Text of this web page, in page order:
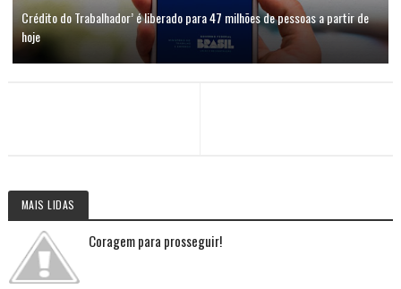
Crédito do Trabalhador’ é liberado para 47 milhões de pessoas a partir de
hoje
MAIS LIDAS
Coragem para prosseguir!